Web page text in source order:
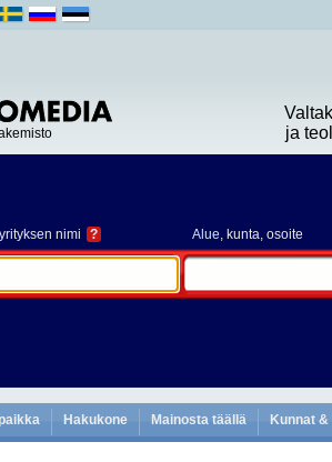
ja
nimi ? Alue, kunta, osoite
Hakukone Mainosta täällä Kunnat